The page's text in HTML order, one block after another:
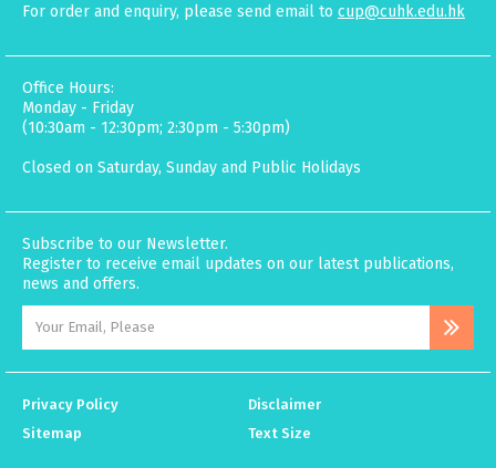
For order and enquiry, please send email to cup@cuhk.edu.hk
Office Hours:
Monday - Friday
(10:30am - 12:30pm; 2:30pm - 5:30pm)
Closed on Saturday, Sunday and Public Holidays
Subscribe to our Newsletter.
Register to receive email updates on our latest publications,
news and offers.
Privacy Policy
Disclaimer
Sitemap
Text Size